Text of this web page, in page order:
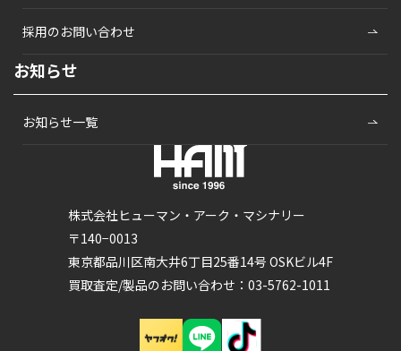
株式会社ヒューマン・アーク・マシナリー
〒140−0013
東京都品川区南大井6丁目25番14号 OSKビル4F
買取査定/製品のお問い合わせ：03-5762-1011
採用のお問い合わせ
お知らせ
お知らせ一覧